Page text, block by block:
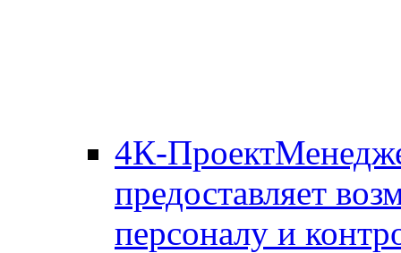
4К-
предоставляет
персоналу и